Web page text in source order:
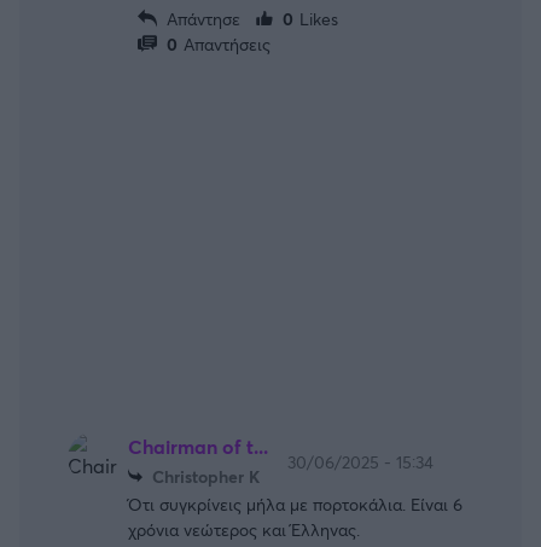
Απάντησε
0 Likes
0 Απαντήσεις
Chairman of t...
Christopher K
30/06/2025 - 15:34
Ότι συγκρίνεις μήλα με πορτοκάλια. Είναι 6
χρόνια νεώτερος και Έλληνας.